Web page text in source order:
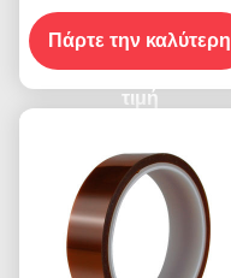
αντοχή τάσης 1000V
Πάρτε την καλύτερη
τιμή